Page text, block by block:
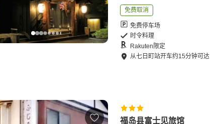
免费取消
免费停车场
时令料理
Rakuten限定
从七日町站开车约15分钟可达
福岛县富士见旅馆